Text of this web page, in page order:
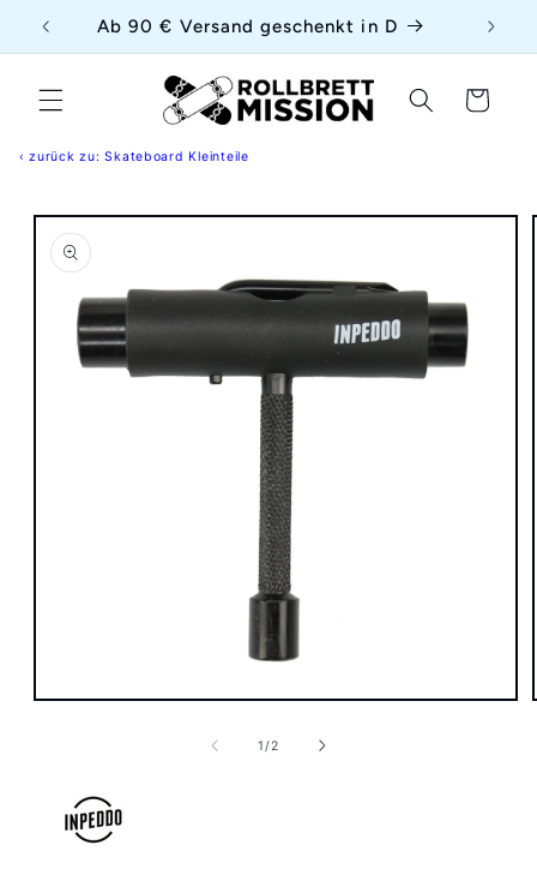
zum
Inhalt
Ab 90 € Versand geschenkt in D
Warenkorb
‹ zurück zu: Skateboard Kleinteile
Medien
1/von
2
{{currency}}{{discount}} undefined
View Cart